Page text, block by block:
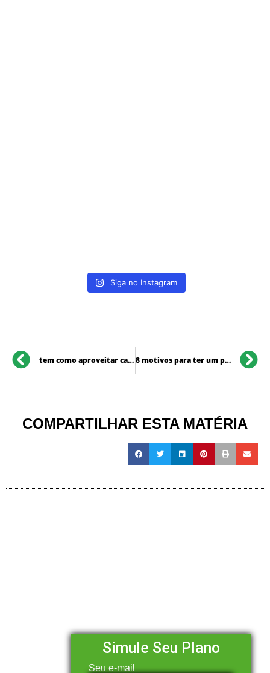
Siga no Instagram
tem como aproveitar carência do plano de saúde? 8 motivos para ter um plano de saúde
COMPARTILHAR ESTA MATÉRIA
Simule Seu Plano
Seu e-mail